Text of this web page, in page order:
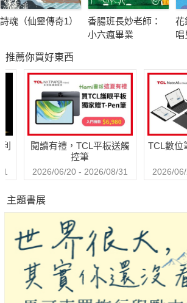
也能關懷與認識世界上的其他孩子。
繪本達人：汪仁雅，繪本小情歌╱阿孚，
房東，《繪本教養地圖》作者╱劉亞菲，繪
新，小茉莉的親子共讀╱羅怡君，親職溝通作
畫排列)
寶貝妮╱安佐媽，陪伴是給孩子最好的禮物
(以上依姓氏筆畫排列)
騎著恐龍，歡呼推薦！！
有些事可能沒有我們所想的那麼好，卻也
麼糟。在這個童趣的故事裡，也蘊含著如此真
詩魂（仙靈傳奇1）
香腸班長妙老師：
小六瘋畢業
花
唱
推薦你買好東西
閱讀有禮，TCL平板送觸
控筆
2026/06/20 - 2026/08/31
TCL數位
2026/
主題書展